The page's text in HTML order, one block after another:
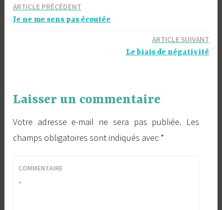
Navigation
de
ARTICLE PRÉCÉDENT
Je ne me sens pas écoutée
ARTICLE SUIVANT
Le biais de négativité
Laisser un commentaire
Votre adresse e-mail ne sera pas publiée. Les
champs obligatoires sont indiqués avec *
COMMENTAIRE
*